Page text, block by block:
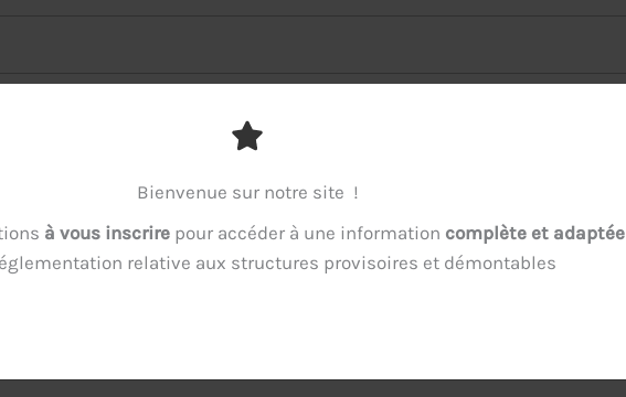
Bienvenue sur notre site !
à vous inscrirepour accéder à une information complète et adaptée
relative aux structures provisoires et démontables